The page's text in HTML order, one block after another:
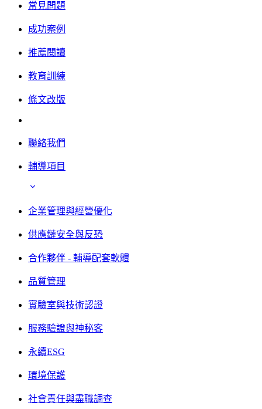
常見問題
成功案例
推薦閱讀
教育訓練
條文改版
聯絡我們
輔導項目
企業管理與經營優化
供應鏈安全與反恐
合作夥伴 - 輔導配套軟體
品質管理
實驗室與技術認證
服務驗證與神秘客
永續ESG
環境保護
社會責任與盡職調查